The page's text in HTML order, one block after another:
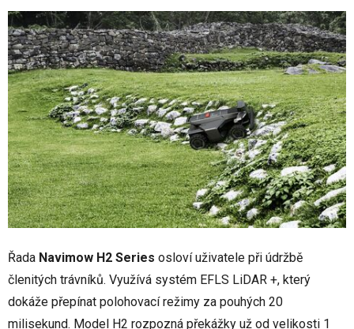
Řada Navimow H2 Series osloví uživatele při údržbě
členitých trávníků. Využívá systém EFLS LiDAR +, který
dokáže přepínat polohovací režimy za pouhých 20
milisekund. Model H2 rozpozná překážky už od velikosti 1